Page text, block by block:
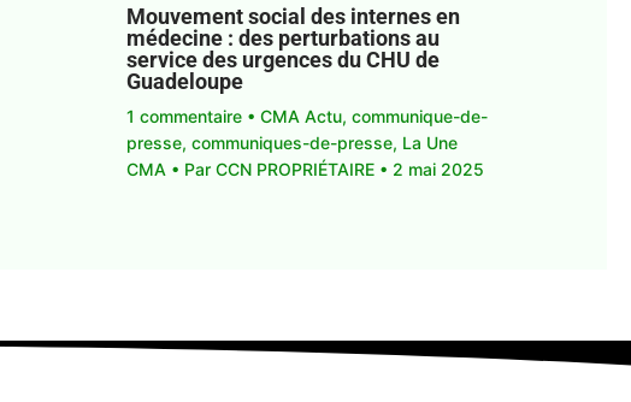
Mouvement social des internes en
médecine : des perturbations au
service des urgences du CHU de
Guadeloupe
1 commentaire • CMA Actu, communique-de-
presse, communiques-de-presse, La Une
CMA • Par CCN PROPRIÉTAIRE • 2 mai 2025